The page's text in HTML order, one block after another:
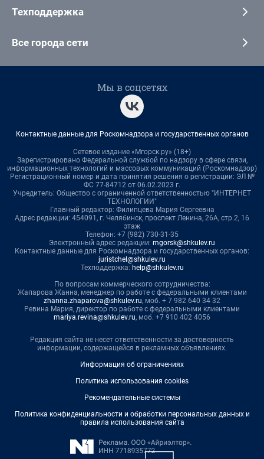
Техподдержка
Все города сети
Мы в соцсетях
Контактные данные для Роскомнадзора и государственных органов
Сетевое издание «Мгорск.ру» (18+)
Зарегистрировано Федеральной службой по надзору в сфере связи,
информационных технологий и массовых коммуникаций (Роскомнадзор)
Регистрационный номер и дата принятия решения о регистрации: ЭЛ №
ФС 77-84712 от 06.02.2023 г.
Учредитель: Общество с ограниченной ответственностью "ИНТЕРНЕТ
ТЕХНОЛОГИИ"
Главный редактор: Филипцева Мария Сергеевна
Адрес редакции: 454091, г. Челябинск, проспект Ленина, 26А, стр.2, 16
этаж
Телефон: +7 (982) 730-31-35
Электронный адрес редакции: mgorsk@shkulev.ru
Контактные данные для Роскомнадзора и государственных органов:
juristchel@shkulev.ru
Техподдержка: help@shkulev.ru
По вопросам коммерческого сотрудничества:
Жапарова Жанна, менеджер по работе с федеральными клиентами
zhanna.zhaparova@shkulev.ru, моб. + 7 982 640 34 32
Ревина Мария, директор по работе с федеральными клиентами
mariya.revina@shkulev.ru, моб. +7 910 402 4056
Редакция сайта не несет ответственности за достоверность
информации, содержащейся в рекламных объявлениях.
Информация об ограничениях
Политика использования cookies
Рекомендательные системы
Политика конфиденциальности и обработки персональных данных и
правила использования сайта